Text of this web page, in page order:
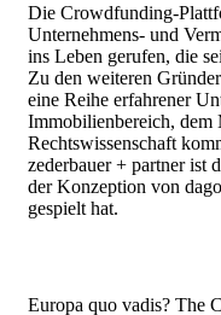
Die Crowdfunding-
Unternehmens- und
ins Leben gerufen, die
Zu den weiteren
eine Reihe erfahrener
Immobilienbereich, dem
Rechtswissenschaft
zederbauer + partner ist
der Konzeption von
gespielt hat.
Europa quo vadis? The